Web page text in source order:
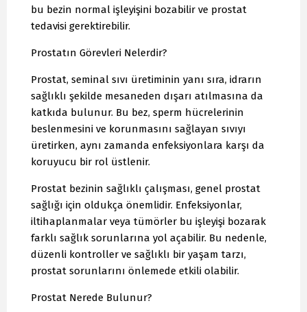
bu bezin normal işleyişini bozabilir ve prostat
tedavisi gerektirebilir.
Prostatın Görevleri Nelerdir?
Prostat, seminal sıvı üretiminin yanı sıra, idrarın
sağlıklı şekilde mesaneden dışarı atılmasına da
katkıda bulunur. Bu bez, sperm hücrelerinin
beslenmesini ve korunmasını sağlayan sıvıyı
üretirken, aynı zamanda enfeksiyonlara karşı da
koruyucu bir rol üstlenir.
Prostat bezinin sağlıklı çalışması, genel prostat
sağlığı için oldukça önemlidir. Enfeksiyonlar,
iltihaplanmalar veya tümörler bu işleyişi bozarak
farklı sağlık sorunlarına yol açabilir. Bu nedenle,
düzenli kontroller ve sağlıklı bir yaşam tarzı,
prostat sorunlarını önlemede etkili olabilir.
Prostat Nerede Bulunur?